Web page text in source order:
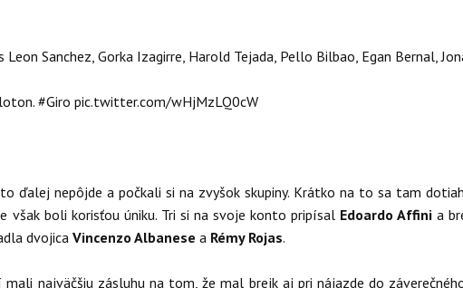
Sanchez, Gorka Izagirre, Harold Tejada, Pello Bilbao, Egan Bernal,
#Giro pic.twitter.com/wHjMzLQ0cW
ďalej nepôjde a počkali si na zvyšok skupiny. Krátko na to sa tam
však boli korisťou úniku. Tri si na svoje konto pripísal Edoardo Affini a
dvojica Vincenzo Albanese a Rémy Rojas.
mali najväčšiu zásluhu na tom, že mal brejk aj pri nájazde do